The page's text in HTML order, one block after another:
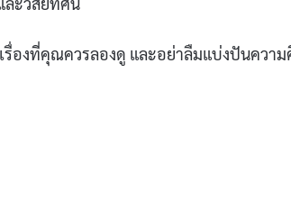
รื่องที่คุณควรลองดู และอย่าลืมแบ่งปันควา